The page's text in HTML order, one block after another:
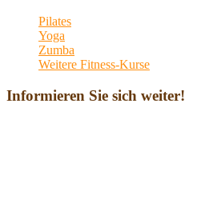
Pilates
Yoga
Zumba
Weitere Fitness-Kurse
Informieren Sie sich weiter!